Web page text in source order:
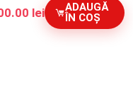
lei
ADAUGĂ
ÎN COȘ